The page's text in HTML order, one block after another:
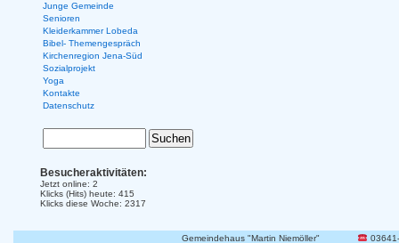
Junge Gemeinde
Senioren
Kleiderkammer Lobeda
Bibel- Themengespräch
Kirchenregion Jena-Süd
Sozialprojekt
Yoga
Kontakte
Datenschutz
Besucheraktivitäten:
Jetzt online: 2
Klicks (Hits) heute: 415
Klicks diese Woche: 2317
Gemeindehaus "Martin Niemöller"